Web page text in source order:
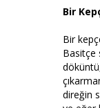
Bir
Bir
Basitçe
direğin